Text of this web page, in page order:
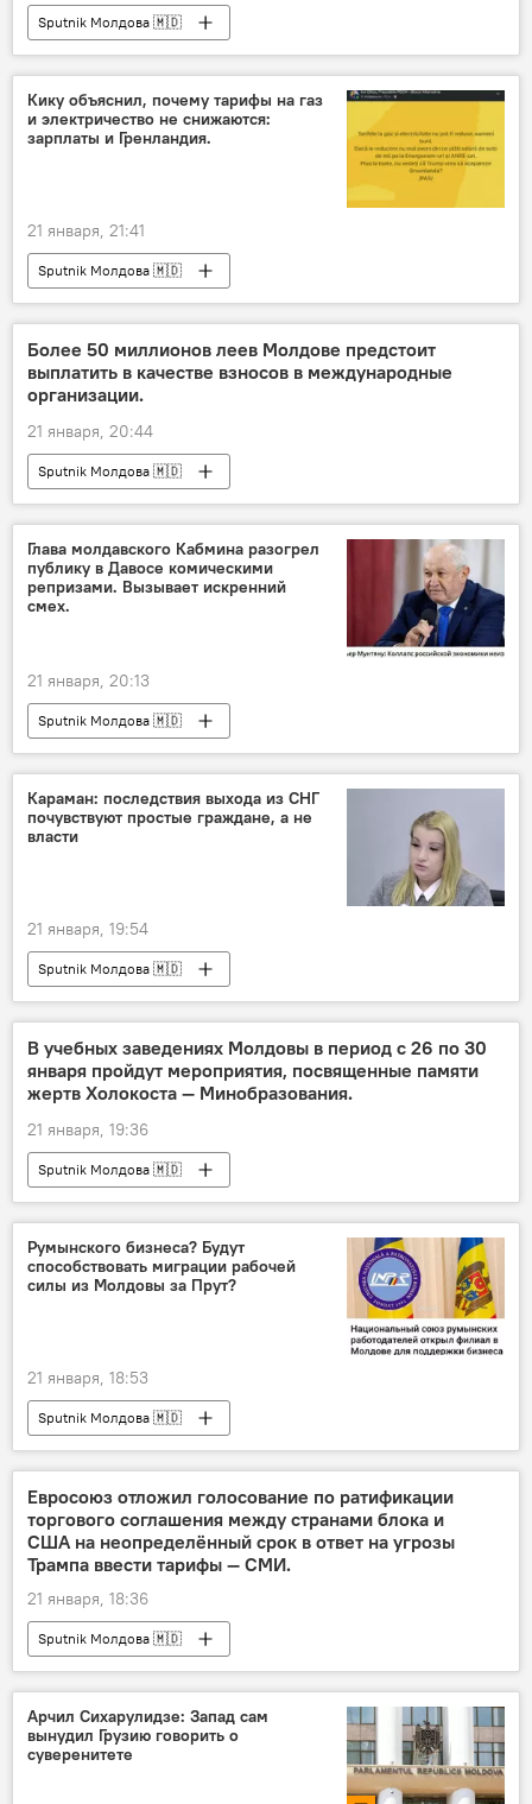
Sputnik Молдова 🇲🇩
Кику объяснил, почему тарифы на газ
и электричество не снижаются:
зарплаты и Гренландия.
21 января, 21:41
Sputnik Молдова 🇲🇩
Более 50 миллионов леев Молдове предстоит
выплатить в качестве взносов в международные
организации.
21 января, 20:44
Sputnik Молдова 🇲🇩
Глава молдавского Кабмина разогрел
публику в Давосе комическими
репризами. Вызывает искренний
смех.
21 января, 20:13
Sputnik Молдова 🇲🇩
Караман: последствия выхода из СНГ
почувствуют простые граждане, а не
власти
21 января, 19:54
Sputnik Молдова 🇲🇩
В учебных заведениях Молдовы в период с 26 по 30
января пройдут мероприятия, посвященные памяти
жертв Холокоста — Минобразования.
21 января, 19:36
Sputnik Молдова 🇲🇩
Румынского бизнеса? Будут
способствовать миграции рабочей
силы из Молдовы за Прут?
21 января, 18:53
Sputnik Молдова 🇲🇩
Евросоюз отложил голосование по ратификации
торгового соглашения между странами блока и
США на неопределённый срок в ответ на угрозы
Трампа ввести тарифы — СМИ.
21 января, 18:36
Sputnik Молдова 🇲🇩
Арчил Сихарулидзе: Запад сам
вынудил Грузию говорить о
суверенитете